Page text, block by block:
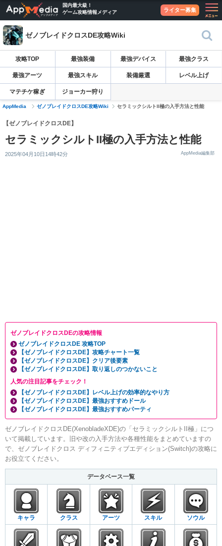
国内最大級！
ゲーム攻略情報メディア
ライター募集
ゼノブレイドクロスDE攻略Wiki
攻略TOP 最強装備 最強デバイス 最強クラス
最強アーツ 最強スキル 装備厳選 レベル上げ
マテチケ稼ぎ ジョーカー狩り
AppMedia ゼノブレイドクロスDE攻略Wiki セラミックシルトII極の入手方法と性能
【ゼノブレイドクロスDE】
セラミックシルトII極の入手方法と性能
2025年04月10日14時42分 AppMedia編集部
ゼノブレイドクロスDEの攻略情報
ゼノブレイドクロスDE 攻略TOP
【ゼノブレイドクロスDE】攻略チャート一覧
【ゼノブレイドクロスDE】クリア後要素
【ゼノブレイドクロスDE】取り返しのつかないこと
人気の注目記事をチェック！
【ゼノブレイドクロスDE】レベル上げの効率的なやり方
【ゼノブレイドクロスDE】最強おすすめドール
【ゼノブレイドクロスDE】最強おすすめパーティ
ゼノブレイドクロスDE(XenobladeXDE)の「セラミックシルトII極」につ
いて掲載しています。旧や改の入手方法や各種性能をまとめていますの
で、ゼノブレイドクロス ディフィニティブエディション(Switch)の攻略に
お役立てください。
データベース一覧
キャラ クラス アーツ スキル ソウル